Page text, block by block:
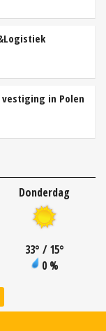
vestiging in Polen
Donderdag
33° / 15°
0 %